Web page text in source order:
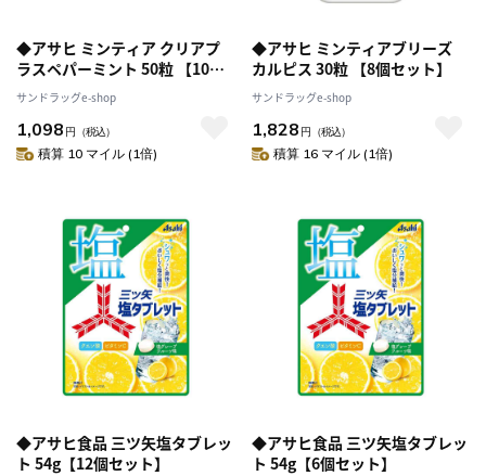
◆アサヒ ミンティア クリアプ
ラスペパーミント 50粒 【10個
セット】
サンドラッグe-shop
1,098 円 （税込）
積算 10 マイル (1倍)
◆アサヒ ミンティアブリーズ
カルピス 30粒 【8個セット】
サンドラッグe-shop
1,828 円 （税込）
積算 16 マイル (1倍)
◆アサヒ食品 三ツ矢塩タブレッ
ト 54g【12個セット】
◆アサヒ食品 三ツ矢塩タブレッ
ト 54g【6個セット】